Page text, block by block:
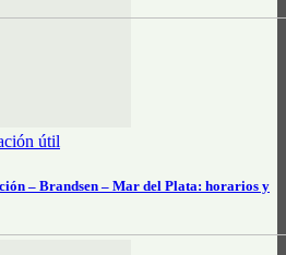
útil
– Brandsen – Mar del Plata: horarios y